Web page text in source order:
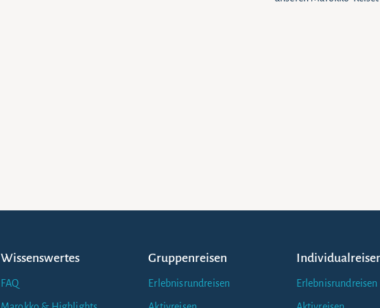
Wissenswertes
FAQ
Gruppenreisen
Erlebnisrundreisen Erlebnisrundreisen